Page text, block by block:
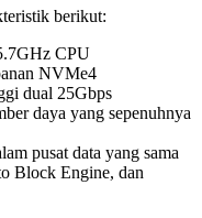
berikut:
CPU
NVMe4
dual 25Gbps
daya yang sepenuhnya
pusat data yang sama
Block Engine, dan